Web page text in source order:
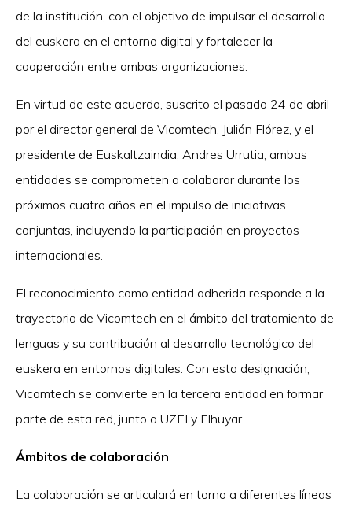
de la institución, con el objetivo de impulsar el desarrollo
del euskera en el entorno digital y fortalecer la
cooperación entre ambas organizaciones.
En virtud de este acuerdo, suscrito el pasado 24 de abril
por el director general de Vicomtech, Julián Flórez, y el
presidente de Euskaltzaindia, Andres Urrutia, ambas
entidades se comprometen a colaborar durante los
próximos cuatro años en el impulso de iniciativas
conjuntas, incluyendo la participación en proyectos
internacionales.
El reconocimiento como entidad adherida responde a la
trayectoria de Vicomtech en el ámbito del tratamiento de
lenguas y su contribución al desarrollo tecnológico del
euskera en entornos digitales. Con esta designación,
Vicomtech se convierte en la tercera entidad en formar
parte de esta red, junto a UZEI y Elhuyar.
Ámbitos de colaboración
La colaboración se articulará en torno a diferentes líneas